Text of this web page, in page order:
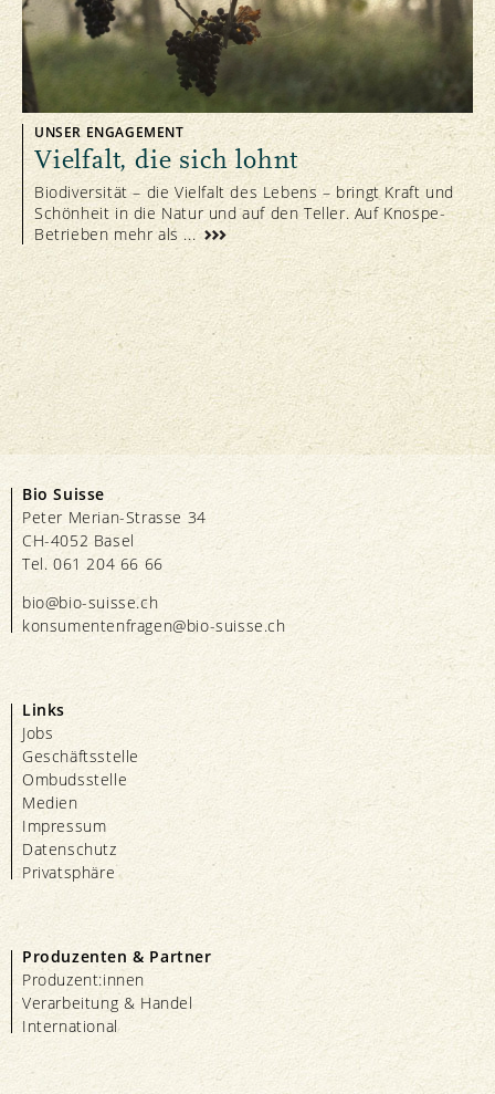
UNSER ENGAGEMENT
Vielfalt, die sich lohnt
Biodiversität – die Vielfalt des Lebens – bringt Kraft und
Schönheit in die Natur und auf den Teller. Auf Knospe-
Betrieben mehr als ...
Bio Suisse
Peter Merian-Strasse 34
CH-4052 Basel
Tel. 061 204 66 66
bio@bio-suisse.ch
konsumentenfragen@bio-suisse.ch
Links
Jobs
Geschäftsstelle
Ombudsstelle
Medien
Impressum
Datenschutz
Privatsphäre
Produzenten & Partner
Produzent:innen
Verarbeitung & Handel
International